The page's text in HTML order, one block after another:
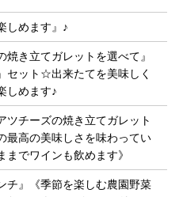
しめます』♪
き立てガレットを選べて』
セット☆出来たてを美味しく
しめます♪
ツチーズの焼き立てガレット
最高の美味しさを味わってい
でワインも飲めます》
チ』《季節を楽しむ農園野菜